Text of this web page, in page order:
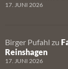
17. JUNI 2026
Birger Pufahl zu
Reinshagen
17. JUNI 2026